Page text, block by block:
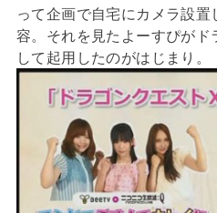
って企画で自宅にカメラ設
容。それを見たよーすぴがド
して起用したのがはじまり。